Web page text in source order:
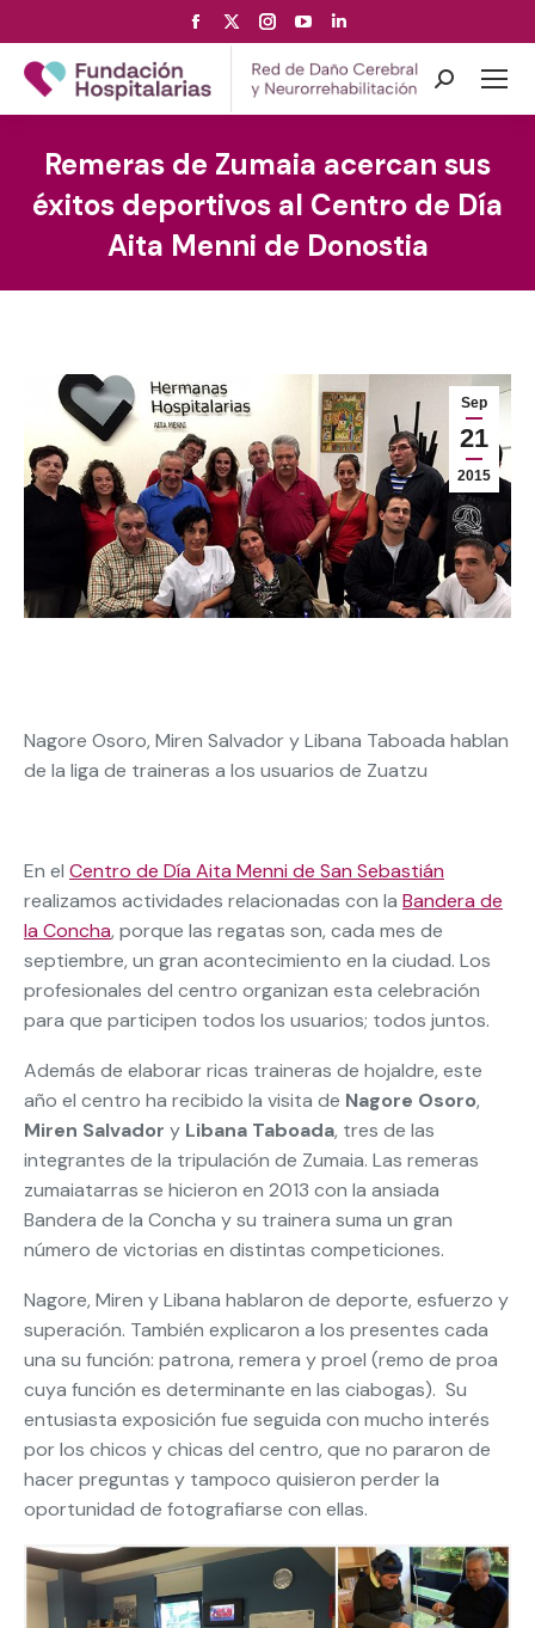
Facebook
page
opens
in
window
page
opens
in
window
Instagram
page
opens
in
window
YouTube
page
opens
in
window
page
opens
in
window
Search:
Remeras de Zumaia acercan sus
éxitos deportivos al Centro de Día
Aita Menni de Donostia
Sep
21
2015
Nagore Osoro, Miren Salvador y Libana Taboada hablan
de la liga de traineras a los usuarios de Zuatzu
En el Centro de Día Aita Menni de San Sebastián
realizamos actividades relacionadas con la Bandera de
la Concha, porque las regatas son, cada mes de
septiembre, un gran acontecimiento en la ciudad. Los
profesionales del centro organizan esta celebración
para que participen todos los usuarios; todos juntos.
Además de elaborar ricas traineras de hojaldre, este
año el centro ha recibido la visita de Nagore Osoro,
Miren Salvador y Libana Taboada, tres de las
integrantes de la tripulación de Zumaia. Las remeras
zumaiatarras se hicieron en 2013 con la ansiada
Bandera de la Concha y su trainera suma un gran
número de victorias en distintas competiciones.
Nagore, Miren y Libana hablaron de deporte, esfuerzo y
superación. También explicaron a los presentes cada
una su función: patrona, remera y proel (remo de proa
cuya función es determinante en las ciabogas). Su
entusiasta exposición fue seguida con mucho interés
por los chicos y chicas del centro, que no pararon de
hacer preguntas y tampoco quisieron perder la
oportunidad de fotografiarse con ellas.